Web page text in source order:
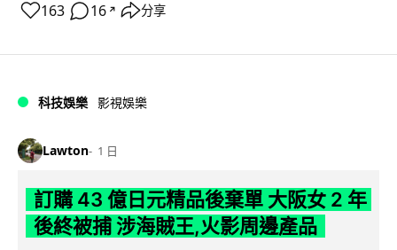
163 16 ↗ 分享
科技娛樂 影視娛樂
Lawton 1 日
訂購 43 億日元精品後棄單 大阪女 2 年
後終被捕 涉海賊王,火影周邊產品